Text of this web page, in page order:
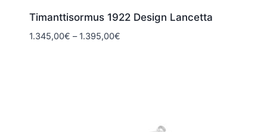
Timanttisormus 1922 Design Lancetta
1.345,00€ – 1.395,00€Hintaluokka: